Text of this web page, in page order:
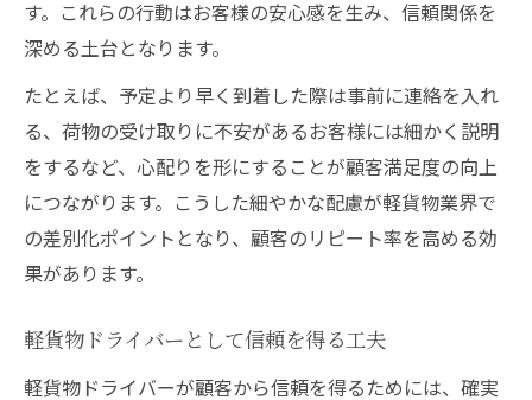
す。これらの行動はお客様の安心感を生み、信頼関係を
深める土台となります。
たとえば、予定より早く到着した際は事前に連絡を入れ
る、荷物の受け取りに不安があるお客様には細かく説明
をするなど、心配りを形にすることが顧客満足度の向上
につながります。こうした細やかな配慮が軽貨物業界で
の差別化ポイントとなり、顧客のリピート率を高める効
果があります。
軽貨物ドライバーとして信頼を得る工夫
軽貨物ドライバーが顧客から信頼を得るためには、確実